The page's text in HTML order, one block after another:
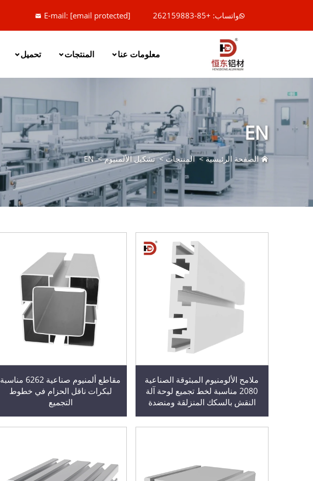
واتساب: +85-262159883 E-mail: [email protected]
معلومات عنا المنتجات تحميل
EN
الصفحة الرئيسية>المنتجات>تشكيل الألمنيوم>
EN
ملامح الألومنيوم المبثوقة الصناعية
2080 مناسبة لخط تجميع لوحة آلة
النقش بالسكك المنزلقة ومنضدة
مقاطع ألمنيوم صناعية 6262 مناسبة
لبكرات ناقل الحزام في خطوط
التجميع